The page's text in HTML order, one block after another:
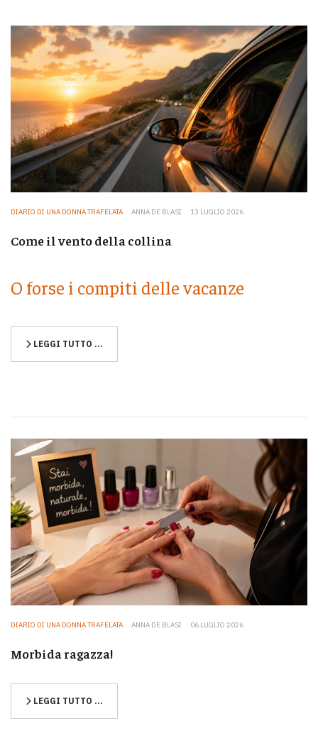
DIARIO DI UNA DONNA TRAFELATA ANNA DE BLASI 13 LUGLIO 2026
Come il vento della collina
O forse i compiti delle vacanze
LEGGI TUTTO …
DIARIO DI UNA DONNA TRAFELATA ANNA DE BLASI 06 LUGLIO 2026
Morbida ragazza!
LEGGI TUTTO …